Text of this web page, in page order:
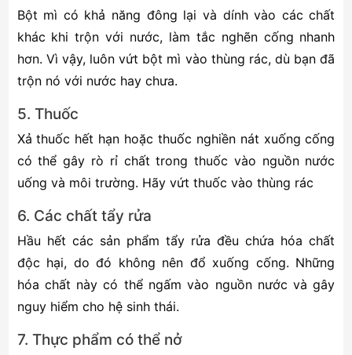
Bột mì có khả năng đông lại và dính vào các chất
khác khi trộn với nước, làm tắc nghẽn cống nhanh
hơn. Vì vậy, luôn vứt bột mì vào thùng rác, dù bạn đã
trộn nó với nước hay chưa.
5. Thuốc
Xả thuốc hết hạn hoặc thuốc nghiền nát xuống cống
có thể gây rò rỉ chất trong thuốc vào nguồn nước
uống và môi trường. Hãy vứt thuốc vào thùng rác
6. Các chất tẩy rửa
Hầu hết các sản phẩm tẩy rửa đều chứa hóa chất
độc hại, do đó không nên đổ xuống cống. Những
hóa chất này có thể ngấm vào nguồn nước và gây
nguy hiểm cho hệ sinh thái.
7. Thực phẩm có thể nở